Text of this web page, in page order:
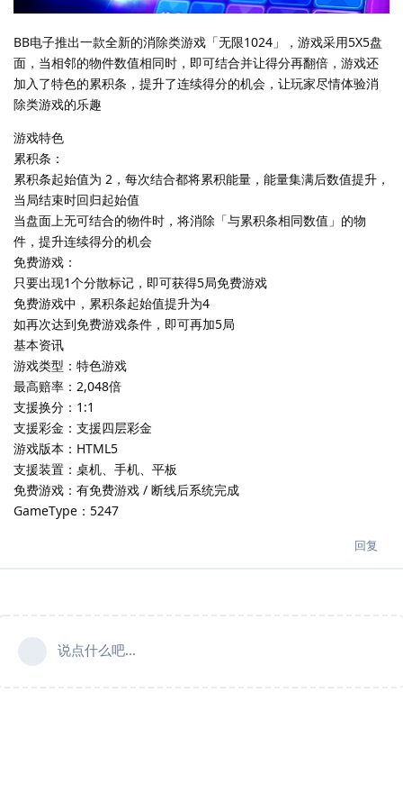
BB电子推出一款全新的消除类游戏「无限1024」，游戏采用5X5盘
面，当相邻的物件数值相同时，即可结合并让得分再翻倍，游戏还
加入了特色的累积条，提升了连续得分的机会，让玩家尽情体验消
除类游戏的乐趣
游戏特色
累积条：
累积条起始值为 2，每次结合都将累积能量，能量集满后数值提升，
当局结束时回归起始值
当盘面上无可结合的物件时，将消除「与累积条相同数值」的物
件，提升连续得分的机会
免费游戏：
​只要出现1个分散标记，即可获得5局免费游戏
免费游戏中，累积条起始值提升为4
如再次达到免费游戏条件，即可再加5局
基本资讯
游戏类型：特色游戏
最高赔率：2,048倍
支援换分：1:1
支援彩金：支援四层彩金
游戏版本：HTML5
支援装置：桌机、手机、平板
免费游戏：有免费游戏 / 断线后系统完成
GameType：5247
回复
说点什么吧...